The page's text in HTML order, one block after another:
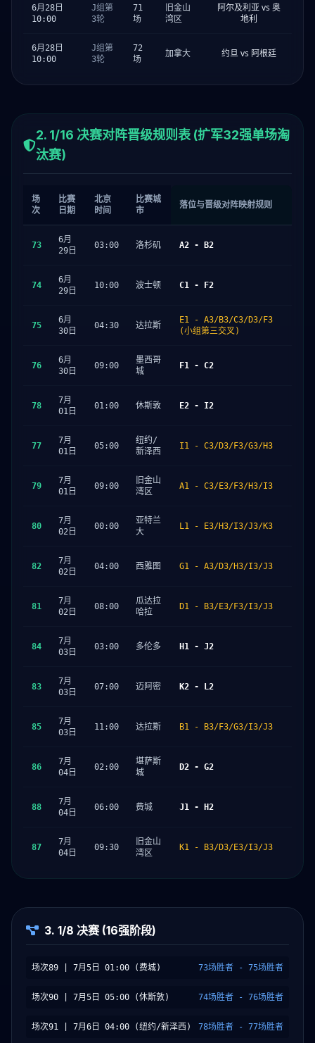
6月28日
10:00
J组第
3轮
71
场
旧金山
湾区
阿尔及利亚 vs 奥
地利
6月28日
10:00
J组第
3轮
72
场
加拿大 约旦 vs 阿根廷
2. 1/16 决赛对阵晋级规则表 (扩军32强单场淘
汰赛)
场
次
比赛
日期
北京
时间
比赛城
市
落位与晋级对阵映射规则
73
6月
29日
03:00 洛杉矶 A2 - B2
74
6月
29日
10:00 波士顿 C1 - F2
75
6月
30日
04:30 达拉斯
E1 - A3/B3/C3/D3/F3
(小组第三交叉)
76
6月
30日
09:00
墨西哥
城
F1 - C2
78
7月
01日
01:00 休斯敦 E2 - I2
77
7月
01日
05:00
纽约/
新泽西
I1 - C3/D3/F3/G3/H3
79
7月
01日
09:00
旧金山
湾区
A1 - C3/E3/F3/H3/I3
80
7月
02日
00:00
亚特兰
大
L1 - E3/H3/I3/J3/K3
82
7月
02日
04:00 西雅图 G1 - A3/D3/H3/I3/J3
81
7月
02日
08:00
瓜达拉
哈拉
D1 - B3/E3/F3/I3/J3
84
7月
03日
03:00 多伦多 H1 - J2
83
7月
03日
07:00 迈阿密 K2 - L2
85
7月
03日
11:00 达拉斯 B1 - B3/F3/G3/I3/J3
86
7月
04日
02:00
堪萨斯
城
D2 - G2
88
7月
04日
06:00 费城 J1 - H2
87
7月
04日
09:30
旧金山
湾区
K1 - B3/D3/E3/I3/J3
3. 1/8 决赛 (16强阶段)
场次89 | 7月5日 01:00 (费城) 73场胜者 - 75场胜者
场次90 | 7月5日 05:00 (休斯敦) 74场胜者 - 76场胜者
场次91 | 7月6日 04:00 (纽约/新泽西) 78场胜者 - 77场胜者